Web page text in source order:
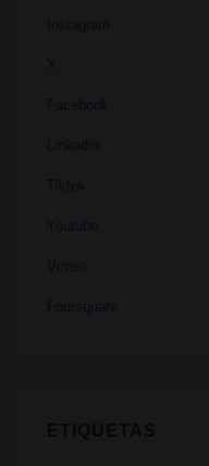
Instagram
X
Facebook
Linkedin
Tiktok
Youtube
Vimeo
Foursquare